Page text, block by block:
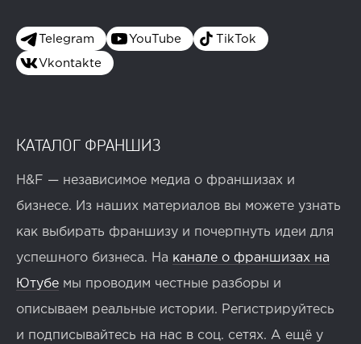
Telegram YouTube TikTok
Vkontakte
КАТАЛОГ ФРАНШИЗ
H&F — независимое медиа о франшизах и
бизнесе. Из наших материалов вы можете узнать
как выбирать франшизу и почерпнуть идеи для
успешного бизнеса. На канале о франшизах на
Ютубе мы проводим честные разборы и
описываем реальные истории. Регистрируйтесь
и подписывайтесь на нас в соц. сетях. А ещё у